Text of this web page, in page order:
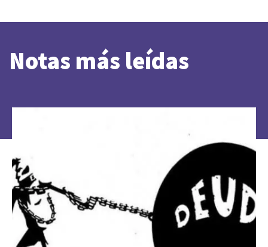
Notas más leídas